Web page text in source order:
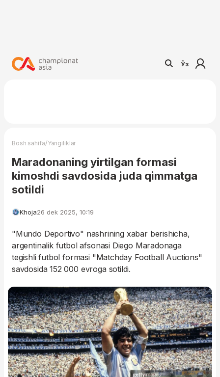
Ўз
Bosh sahifa/Yangiliklar
Maradonaning yirtilgan formasi
kimoshdi savdosida juda qimmatga
sotildi
Khoja26 dek 2025, 10:19
"Mundo Deportivo" nashrining xabar berishicha,
argentinalik futbol afsonasi Diego Maradonaga
tegishli futbol formasi "Matchday Football Auctions"
savdosida 152 000 evroga sotildi.